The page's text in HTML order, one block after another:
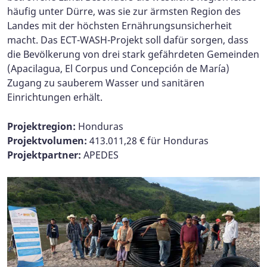
häufig unter Dürre, was sie zur ärmsten Region des
Landes mit der höchsten Ernährungsunsicherheit
macht. Das ECT-WASH-Projekt soll dafür sorgen, dass
die Bevölkerung von drei stark gefährdeten Gemeinden
(Apacilagua, El Corpus und Concepción de María)
Zugang zu sauberem Wasser und sanitären
Einrichtungen erhält.
Projektregion: Honduras
Projektvolumen: 413.011,28 € für Honduras
Projektpartner: APEDES